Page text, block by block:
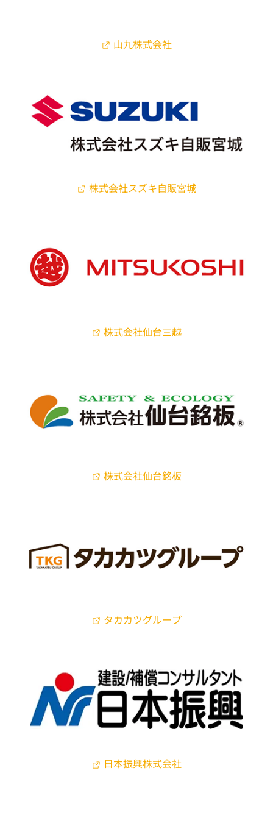
山九株式会社
株式会社スズキ自販宮城
株式会社仙台三越
株式会社仙台銘板
タカカツグループ
日本振興株式会社